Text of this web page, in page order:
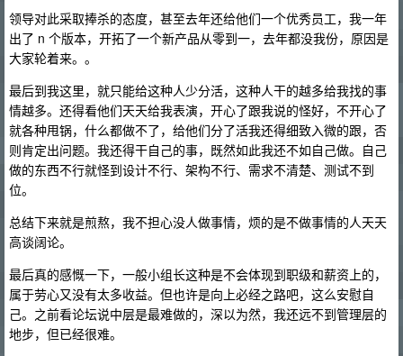
领导对此采取捧杀的态度，甚至去年还给他们一个优秀员工，我一年
出了 n 个版本，开拓了一个新产品从零到一，去年都没我份，原因是
大家轮着来。。
最后到我这里，就只能给这种人少分活，这种人干的越多给我找的事
情越多。还得看他们天天给我表演，开心了跟我说的怪好，不开心了
就各种甩锅，什么都做不了，给他们分了活我还得细致入微的跟，否
则肯定出问题。我还得干自己的事，既然如此我还不如自己做。自己
做的东西不行就怪到设计不行、架构不行、需求不清楚、测试不到
位。
总结下来就是煎熬，我不担心没人做事情，烦的是不做事情的人天天
高谈阔论。
最后真的感慨一下，一般小组长这种是不会体现到职级和薪资上的，
属于劳心又没有太多收益。但也许是向上必经之路吧，这么安慰自
己。之前看论坛说中层是最难做的，深以为然，我还远不到管理层的
地步，但已经很难。